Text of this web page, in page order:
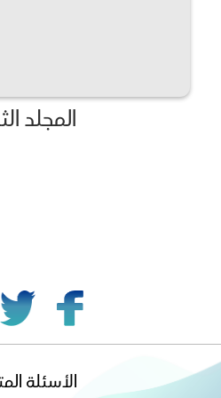
المجلد
footer
الأسئلة